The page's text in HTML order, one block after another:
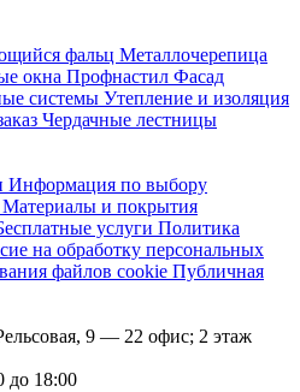
фальц Металлочерепица
окна Профнастил Фасад
системы Утепление и изоляция
Чердачные лестницы
Информация по выбору
Материалы и покрытия
услуги Политика
на обработку персональных
файлов cookie Публичная
9 — 22 офис; 2 этаж
до 18:00